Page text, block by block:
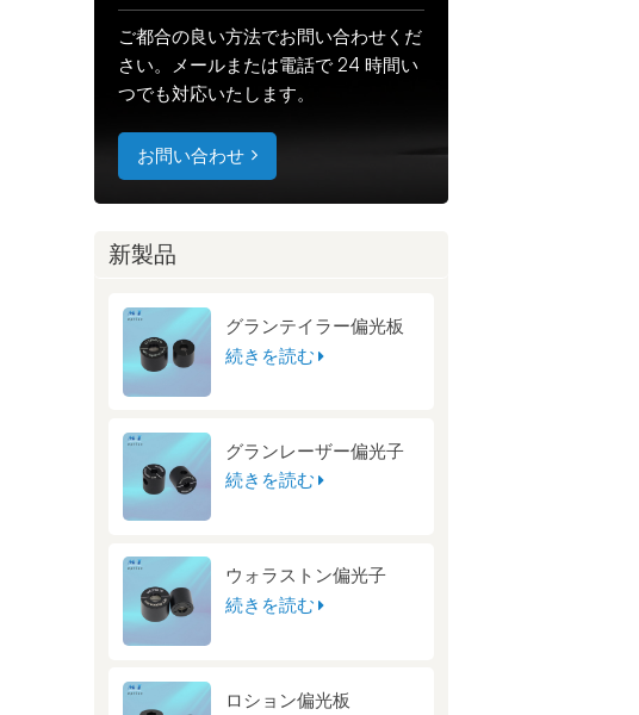
ご都合の良い方法でお問い合わせくだ
さい。メールまたは電話で 24 時間い
つでも対応いたします。
お問い合わせ
新製品
グランテイラー偏光板
続きを読む
グランレーザー偏光子
続きを読む
ウォラストン偏光子
続きを読む
ロション偏光板